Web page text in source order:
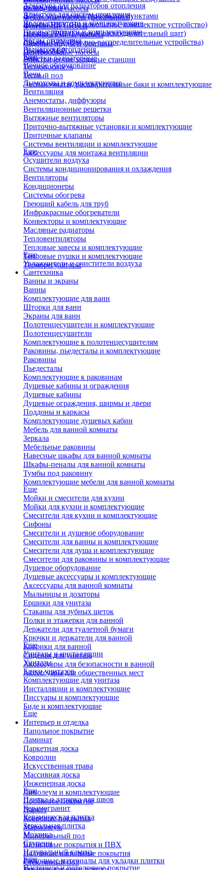
Колодезные насосы
Фекальные насосы (фекальники)
Фонтанные насосы
Промышленные насосы
Садовые пруды и фонтаны
Центробежные насосы
охлаждения)
Щиты управления тепловыми пунктами
Шкафы НКУ (Низковольтное комплектное устройство)
Шкафы ГРЩ (Главный распределительный щит)
Шкафы ВРУ (Вводно-распределительные устройства)
Шкафы АВР
Электрические зарядные станции
Арматура для радиаторов отопления
Арматура для систем отопления
Водонагреватели и комплектующие
Газовые колонки и комплектующие
Котлы отопления
Радиаторы отопления
Решетки радиаторные
Теплоноситель
Теплый пол
Экспанзоматы, расширительные баки и комплектующие
Еще
Печное оборудование
Печи
Дымоходы и комплектующие
Вентиляция
Анемостаты, диффузоры
Вентиляционные решетки
Вытяжные вентиляторы
Приточно-вытяжные установки и комплектующие
Приточные клапаны
Системы вентиляции и комплектующие
Аксессуары для монтажа вентиляции
Еще
Осушители воздуха
Системы кондиционирования и охлаждения
Вентиляторы
Кондиционеры
Системы обогрева
Греющий кабель для труб
Инфракрасные обогреватели
Конвекторы и комплектующие
Масляные радиаторы
Тепловентиляторы
Тепловые завесы и комплектующие
Тепловые пушки и комплектующие
Терморегуляторы
Еще
Увлажнители и очистители воздуха
Сантехника
Ванны и экраны
Ванны
Комплектующие для ванн
Шторки для ванн
Экраны для ванн
Полотенцесушители и комплектующие
Полотенцесушители
Комплектующие к полотенцесушителям
Раковины, пьедесталы и комплектующие
Раковины
Пьедесталы
Комплектующие к раковинам
Душевые кабины и ограждения
Душевые кабины
Душевые ограждения, ширмы и двери
Поддоны и каркасы
Комплектующие душевых кабин
Мебель для ванной комнаты
Зеркала
Мебельные раковины
Навесные шкафы для ванной комнаты
Шкафы-пеналы для ванной комнаты
Тумбы под раковину
Комплектующие мебели для ванной комнаты
Еще
Мойки и смесители для кухни
Мойки для кухни и комплектующие
Смесители для кухни и комплектующие
Сифоны
Смесители и душевое оборудование
Смесители для ванны и комплектующие
Смесители для душа и комплектующие
Смесители для раковины и комплектующие
Душевое оборудование
Душевые аксессуары и комплектующие
Аксессуары для ванной комнаты
Мыльницы и дозаторы
Ершики для унитаза
Стаканы для зубных щеток
Полки и этажерки для ванной
Держатели для туалетной бумаги
Крючки и держатели для ванной
Коврики для ванной
Сиденья для унитаза
Аксессуары для безопасности в ванной
Аксессуары для общественных мест
Еще
Унитазы и инсталляции
Унитазы
Бачки унитазов
Комплектующие для унитаза
Инсталляции и комплектующие
Писсуары и комплектующие
Биде и комплектующие
Еще
Интерьер и отделка
Напольное покрытие
Ламинат
Паркетная доска
Ковролин
Искусственная трава
Массивная доска
Инженерная доска
Линолеум и комплектующие
Пробковое покрытие
Паркет
Ковровые покрытия
Мармолеум
Минеральный пол
Виниловые покрытия и ПВХ
Наливные напольные покрытия
Стеклянный пол
Еще
Плитка и затирка для швов
Керамогранит
Керамическая плитка
Зеркальная плитка
Мозаика
Ступени
Натуральный камень
Расходные материалы для укладки плитки
Еще
Настенное и потолочное покрытие